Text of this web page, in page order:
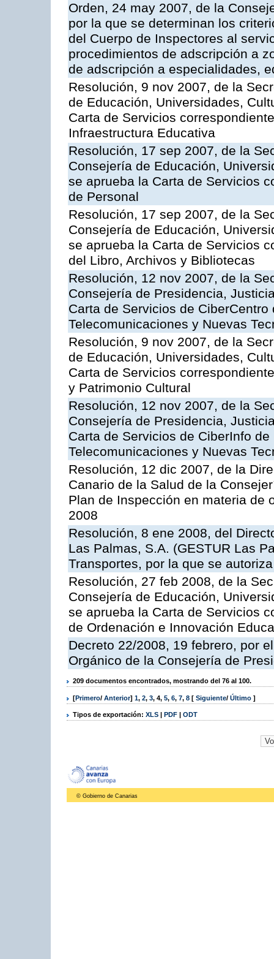
Orden, 24 may 2007, de la
por la que se determinan los
del Cuerpo de Inspectores al
procedimientos de adscripción a
de adscripción a especialidades,
Resolución, 9 nov 2007, de la
de Educación, Universidades,
Carta de Servicios
Infraestructura Educativa
Resolución, 17 sep 2007, de la
Consejería de Educación,
se aprueba la Carta de Servicios
de Personal
Resolución, 17 sep 2007, de la
Consejería de Educación,
se aprueba la Carta de Servicios
del Libro, Archivos y Bibliotecas
Resolución, 12 nov 2007, de la
Consejería de Presidencia,
Carta de Servicios de
Telecomunicaciones y Nuevas
Resolución, 9 nov 2007, de la
de Educación, Universidades,
Carta de Servicios
y Patrimonio Cultural
Resolución, 12 nov 2007, de la
Consejería de Presidencia,
Carta de Servicios de CiberInfo
Telecomunicaciones y Nuevas
Resolución, 12 dic 2007, de la
Canario de la Salud de la
Plan de Inspección en materia de
2008
Resolución, 8 ene 2008, del
Las Palmas, S.A. (GESTUR Las
Transportes, por la que se
Resolución, 27 feb 2008, de la
Consejería de Educación,
se aprueba la Carta de Servicios
de Ordenación e Innovación
Decreto 22/2008, 19 febrero, por
Orgánico de la Consejería de
209 documentos encontrados, mostrando del 76 al 100.
[Primero/ Anterior] 1, 2, 3, 4, 5, 6, 7, 8 [ Siguiente/ Último ]
Tipos de exportación: XLS | PDF | ODT
© Gobierno de Canarias